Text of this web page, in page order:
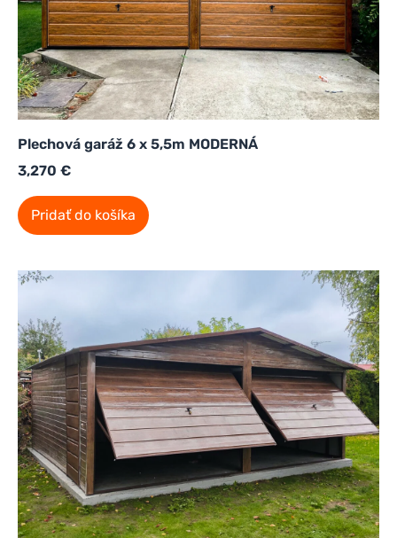
Plechová garáž 6 x 5,5m MODERNÁ
3,270 €
Pridať do košíka